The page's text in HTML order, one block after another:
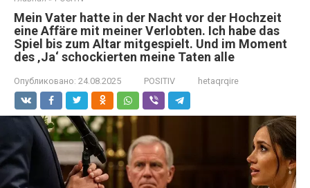
Mein Vater hatte in der Nacht vor der Hochzeit
eine Affäre mit meiner Verlobten. Ich habe das
Spiel bis zum Altar mitgespielt. Und im Moment
des ‚Ja‘ schockierten meine Taten alle
Опубликовано: 24.08.2025 POSITIV hetaqrqire